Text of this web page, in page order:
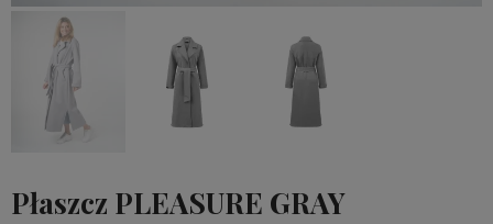
Płaszcz PLEASURE GRAY